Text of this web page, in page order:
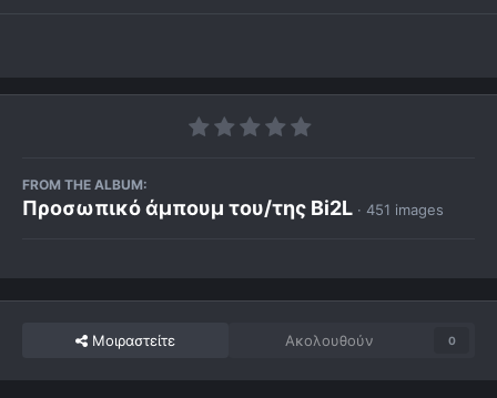
FROM THE ALBUM:
Προσωπικό άμπουμ του/της Bi2L · 451 images
Μοιραστείτε Ακολουθούν 0